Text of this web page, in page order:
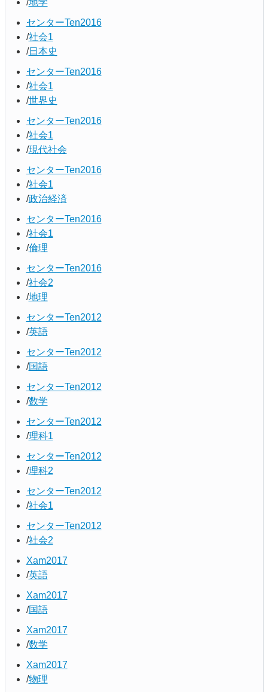
地学
センターTen2016
社会1
日本史
センターTen2016
社会1
世界史
センターTen2016
社会1
現代社会
センターTen2016
社会1
政治経済
センターTen2016
社会1
倫理
センターTen2016
社会2
地理
センターTen2012
英語
センターTen2012
国語
センターTen2012
数学
センターTen2012
理科1
センターTen2012
理科2
センターTen2012
社会1
センターTen2012
社会2
Xam2017
英語
Xam2017
国語
Xam2017
数学
Xam2017
物理